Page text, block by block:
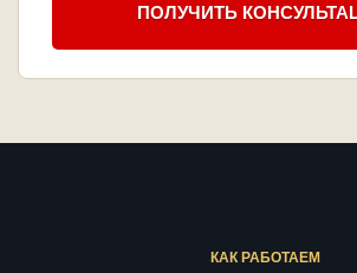
ПОЛУЧИТЬ
КАК РАБОТАЕМ